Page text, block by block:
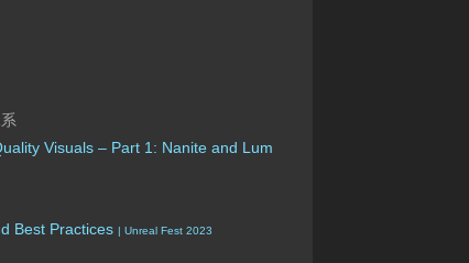
Visuals – Part 1: Nanite and Lumen
Best Practices | Unreal Fest 2023